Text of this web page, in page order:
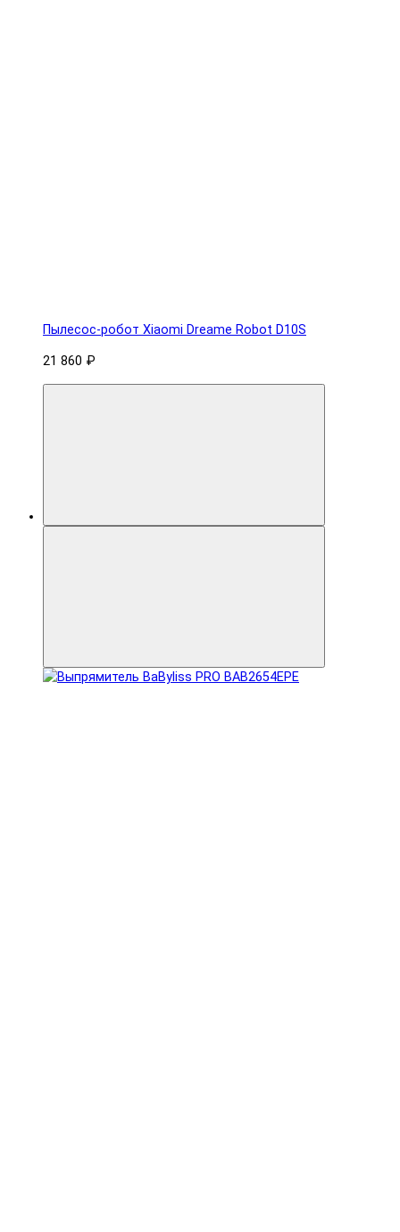
Пылесос-робот Xiaomi Dreame Robot D10S
21 860 ₽